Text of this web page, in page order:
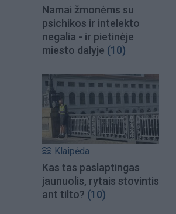
Namai žmonėms su
psichikos ir intelekto
negalia - ir pietinėje
miesto dalyje (10)
Klaipėda
Kas tas paslaptingas
jaunuolis, rytais stovintis
ant tilto? (10)